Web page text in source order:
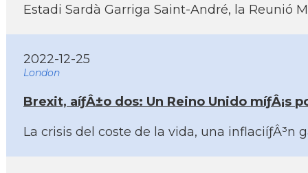
Estadi Sardà Garriga Saint-André, la Reunió
2022-12-25
London
Brexit, aíƒÂ±o dos: Un Reino Unido
La crisis del coste de la vida, una